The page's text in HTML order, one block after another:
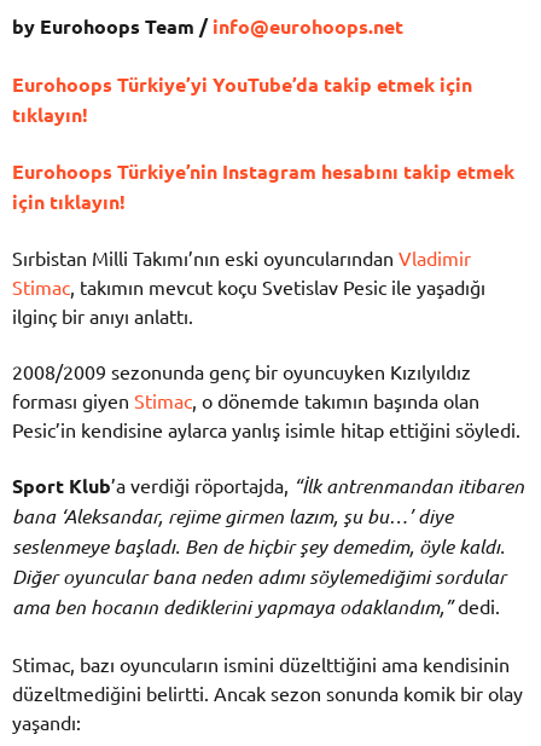
by Eurohoops Team /info@eurohoops.net
Eurohoops Türkiye’yi YouTube’da takip etmek için
tıklayın!
Eurohoops Türkiye’nin Instagram hesabını takip etmek
için tıklayın!
Sırbistan Milli Takımı’nın eski oyuncularından Vladimir
Stimac , takımın mevcut koçu Svetislav Pesic ile yaşadığı
ilginç bir anıyı anlattı.
2008/2009 sezonunda genç bir oyuncuyken Kızılyıldız
forması giyen Stimac, o dönemde takımın başında olan
Pesic’in kendisine aylarca yanlış isimle hitap ettiğini söyledi.
Sport Klub’a verdiği röportajda, “İlk antrenmandan itibaren
bana ‘Aleksandar, rejime girmen lazım, şu bu…’ diye
seslenmeye başladı. Ben de hiçbir şey demedim, öyle kaldı.
Diğer oyuncular bana neden adımı söylemediğimi sordular
ama ben hocanın dediklerini yapmaya odaklandım,”dedi.
Stimac, bazı oyuncuların ismini düzelttiğini ama kendisinin
düzeltmediğini belirtti. Ancak sezon sonunda komik bir olay
yaşandı: